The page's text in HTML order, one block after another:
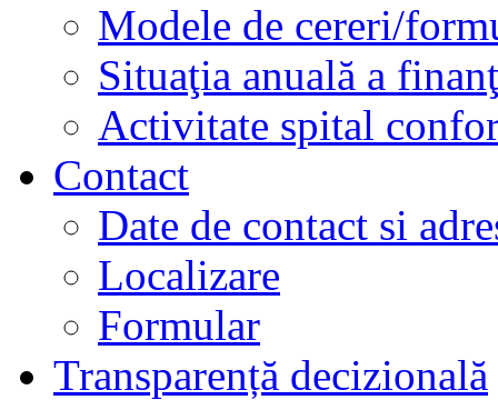
Modele de cereri/
Situaţia anuală a
Activitate spital
Contact
Date de contact si
Localizare
Formular
Transparență decizională